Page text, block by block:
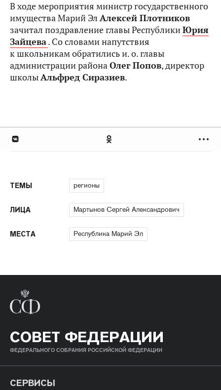
В ходе мероприятия министр государственного
имущества Марий Эл Алексей Плотников
зачитал поздравление главы РеспубликиЮрия
Зайцева. Со словами напутствия
к школьникам обратились и. о. главы
администрации районаОлег Попов, директор
школыАльфред Сиразиев.
ТЕМЫ регионы
ЛИЦА Мартынов Сергей Александрович
МЕСТА Республика Марий Эл
СОВЕТ ФЕДЕРАЦИИ
ФЕДЕРАЛЬНОГО СОБРАНИЯ РОССИЙСКОЙ ФЕДЕРАЦИИ
СЕРВИСЫ